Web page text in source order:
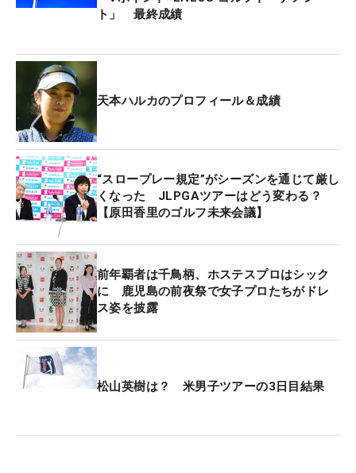
ト」 最終成績
天本ハルカのプロフィール＆成績
“スロープレー規定”がシーズンを通じて厳し
くなった JLPGAツアーはどう変わる？
【原田香里のゴルフ未来会議】
前年覇者は千鳥柄、ホステスプロはシック
に 鹿児島の前夜祭で女子プロたちがドレ
ス姿を披露
松山英樹は？ 米男子ツアーの3日目結果